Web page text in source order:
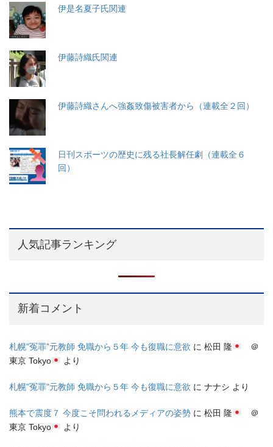
伊是名夏子氏関連
伊藤詩織氏関連
伊藤詩織さんへ強姦致傷被害者から（連載全２回）
日刊スポーツの歴史に残る社長解任劇（連載全６
回）
人気記事ランキング
新着コメント
札幌”冤罪”元教師 免職から５年 今も復職に意欲 に 松田 隆
＠
東京 Tokyo
より
札幌”冤罪”元教師 免職から５年 今も復職に意欲 に ナナシ より
熊本で震度７ 今度こそ問われるメディアの姿勢 に 松田 隆
＠
東京 Tokyo
より